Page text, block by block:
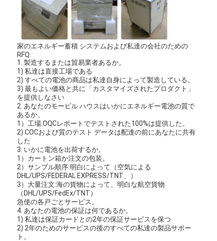
家のエネルギー蓄積 システムおよび私達の会社のための
RFQ:
1. 製造するまたは貿易業者あるか。
1) 私達は直接工場である
2) すべての電池の商品は私達自身によって製造している。
3) 最もよい価格と共に「カスタマイズされたプロダクト」
を提供しなさい
2. あなたのモービル ハウスはいかにエネルギー電池の質で
あるか。
1）工場.OQCレポートでテストされた100%は提供した。
2) COCおよび質のテスト データは配達の前にあなたに共有
した
3. いかに電池を出荷するか。
1）カートン箱か注文の包装。
2）サンプル順序:明白によって（空気による
DHL/UPS/FEDERAL EXPRESS/TNT、）
3）大量注文:海の貨物によって、明白な航空貨物
（DHL/UPS/FedEx/TNT）
急使の各戸ごとサービス。
4. あなたの電池の保証は何であるか。
1) 私達は保証カードとの2年の保証サービスを保つ
2) 2年のためのサービスの後のすべての私達の製品サポー
ト。